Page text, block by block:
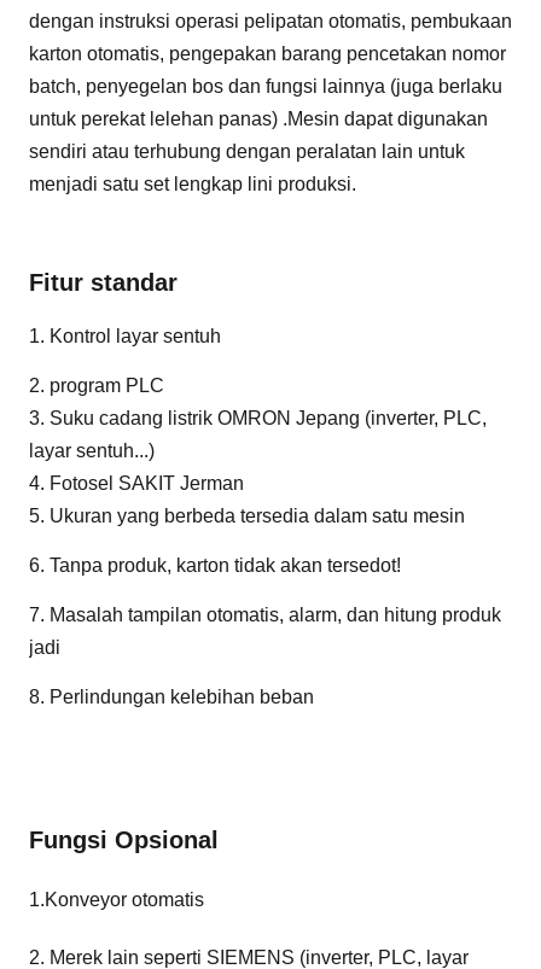
dengan instruksi operasi pelipatan otomatis, pembukaan
karton otomatis, pengepakan barang pencetakan nomor
batch, penyegelan bos dan fungsi lainnya (juga berlaku
untuk perekat lelehan panas) .Mesin dapat digunakan
sendiri atau terhubung dengan peralatan lain untuk
menjadi satu set lengkap lini produksi.
Fitur standar
1. Kontrol layar sentuh
2. program PLC
3. Suku cadang listrik OMRON Jepang (inverter, PLC,
layar sentuh...)
4. Fotosel SAKIT Jerman
5. Ukuran yang berbeda tersedia dalam satu mesin
6. Tanpa produk, karton tidak akan tersedot!
7. Masalah tampilan otomatis, alarm, dan hitung produk
jadi
8. Perlindungan kelebihan beban
Fungsi Opsional
1.Konveyor otomatis
2. Merek lain seperti SIEMENS (inverter, PLC, layar